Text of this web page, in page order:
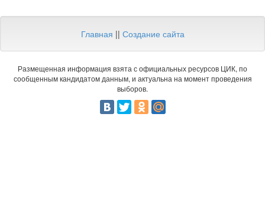
Главная || Создание сайта
Размещенная информация взята с официальных ресурсов ЦИК, по
сообщенным кандидатом данным, и актуальна на момент проведения
выборов.